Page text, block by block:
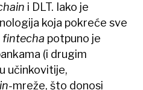
i DLT. Iako je
koja pokreće sve
fintecha potpuno je
(i drugim
učinkovitije,
mreže, što donosi